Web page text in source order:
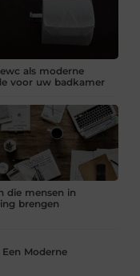
als moderne
voor uw badkamer
die mensen in
brengen
Moderne